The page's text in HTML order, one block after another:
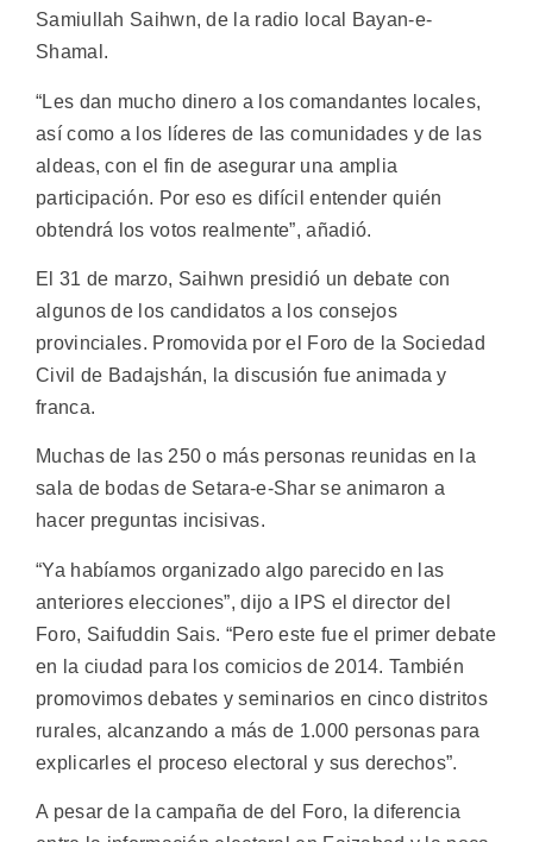
Samiullah Saihwn, de la radio local Bayan-e-
Shamal.
“Les dan mucho dinero a los comandantes locales,
así como a los líderes de las comunidades y de las
aldeas, con el fin de asegurar una amplia
participación. Por eso es difícil entender quién
obtendrá los votos realmente”, añadió.
El 31 de marzo, Saihwn presidió un debate con
algunos de los candidatos a los consejos
provinciales. Promovida por el Foro de la Sociedad
Civil de Badajshán, la discusión fue animada y
franca.
Muchas de las 250 o más personas reunidas en la
sala de bodas de Setara-e-Shar se animaron a
hacer preguntas incisivas.
“Ya habíamos organizado algo parecido en las
anteriores elecciones”, dijo a IPS el director del
Foro, Saifuddin Sais. “Pero este fue el primer debate
en la ciudad para los comicios de 2014. También
promovimos debates y seminarios en cinco distritos
rurales, alcanzando a más de 1.000 personas para
explicarles el proceso electoral y sus derechos”.
A pesar de la campaña de del Foro, la diferencia